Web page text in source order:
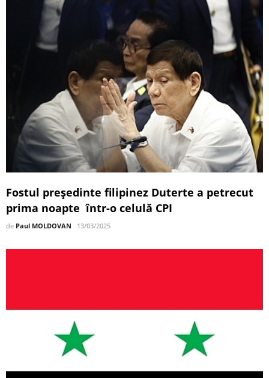
Fostul președinte filipinez Duterte a petrecut
prima noapte într-o celulă CPI
de Paul MOLDOVAN 13/03/2025